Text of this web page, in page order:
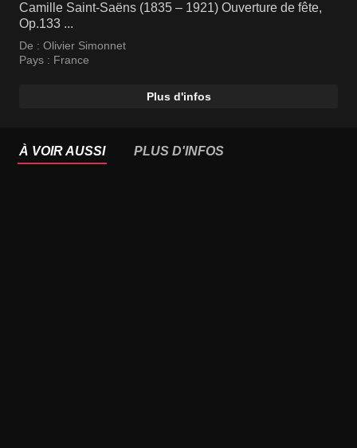
Camille Saint-Saëns (1835 – 1921) Ouverture de fête,
Op.133 ...
De : Olivier Simonnet
Pays : France
Plus d'infos
À VOIR AUSSI PLUS D'INFOS